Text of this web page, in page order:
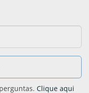
Clique aqui